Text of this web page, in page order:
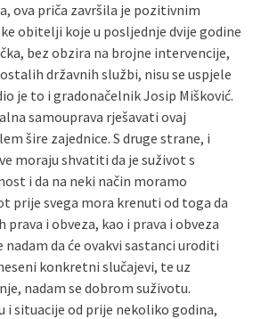
ova priča završila je pozitivnim
obitelji koje u posljednje dvije godine
bez obzira na brojne intervencije,
državnih službi, nisu se uspjele
je to i gradonačelnik Josip Mišković.
samouprava rješavati ovaj
šire zajednice. S druge strane, i
moraju shvatiti da je suživot s
i da na neki način moramo
prije svega mora krenuti od toga da
prava i obveza, kao i prava i obveza
nadam da će ovakvi sastanci uroditi
konkretni slučajevi, te uz
nadam se dobrom suživotu.
i situacije od prije nekoliko godina,